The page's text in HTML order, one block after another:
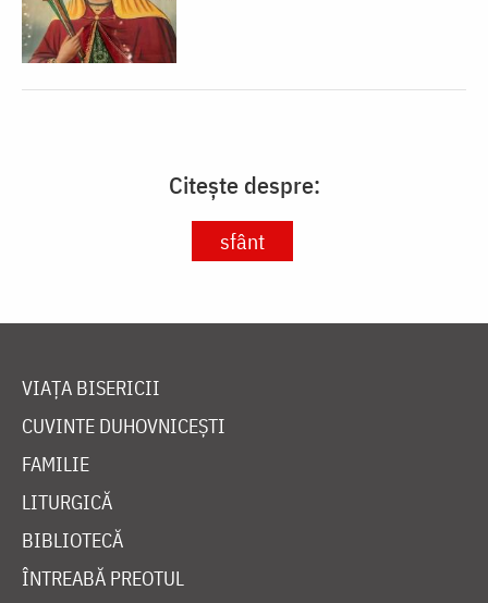
Citește despre:
sfânt
VIAȚA BISERICII
CUVINTE DUHOVNICEȘTI
FAMILIE
LITURGICĂ
BIBLIOTECĂ
ÎNTREABĂ PREOTUL